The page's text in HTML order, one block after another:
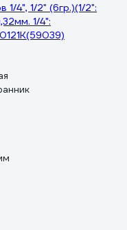
4", 1/2" (6гр.)(1/2":
1/4":